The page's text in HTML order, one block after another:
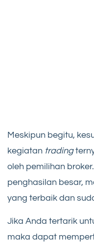
Meskipun begitu,
kegiatan trading
oleh pemilihan
penghasilan besar,
yang terbaik dan
Jika Anda tertarik
maka dapat